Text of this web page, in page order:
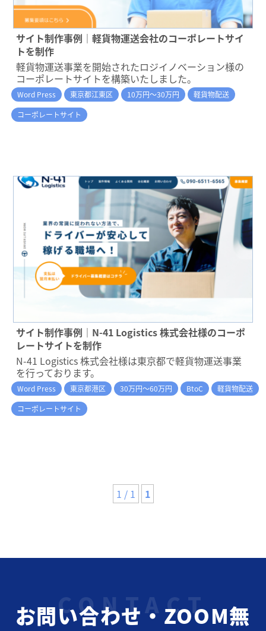
サイト制作事例｜軽貨物運送会社のコーポレートサイ
トを制作
軽貨物運送事業を開始されたロジイノベーション様の
コーポレートサイトを構築いたしました。
Word Press 東京都江東区 10万円～30万円
軽貨物配送
コーポレートサイト
サイト制作事例｜N-41 Logistics 株式会社様のコーポ
レートサイトを制作
N-41 Logistics 株式会社様は東京都で軽貨物運送事業
を行っております。
Word Press 東京都港区 30万円～60万円 BtoC
軽貨物配送
コーポレートサイト
1 / 1 1
お問い合わせ・ZOOM無